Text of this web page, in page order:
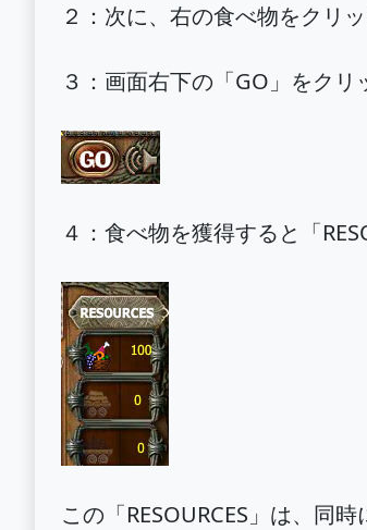
２：次に、右の食べ物をクリ
３：画面右下の「GO」をクリ
４：食べ物を獲得すると「
この「RESOURCES」は、同